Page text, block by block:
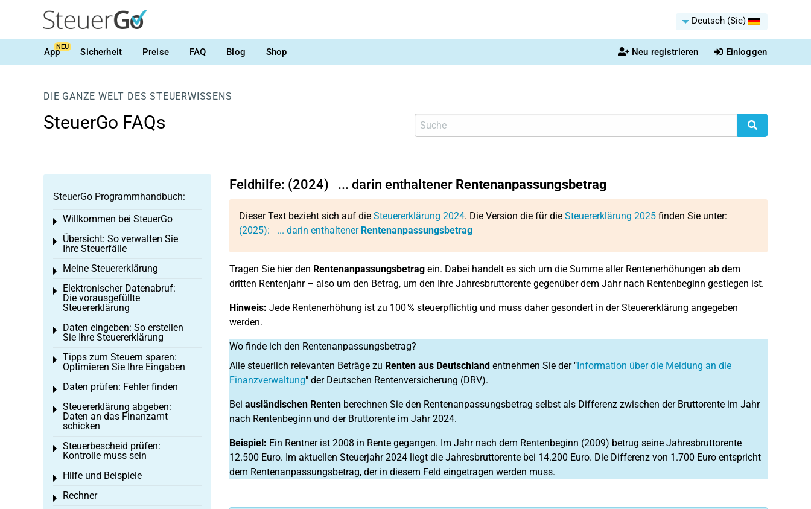
Deutsch (Sie)
AppNEU Sicherheit Preise FAQ Blog Shop Neu registrieren Einloggen
DIE GANZE WELT DES STEUERWISSENS
SteuerGo FAQs
Feldhilfe: (2024) ... darin enthaltener Rentenanpassungsbetrag
Dieser Text bezieht sich auf die Steuererklärung 2024. Die Version die für die Steuererklärung 2025finden Sie unter:
(2025):
... darin enthaltener Rentenanpassungsbetrag
Tragen Sie hier den Rentenanpassungsbetrag ein. Dabei handelt es sich um die Summe aller Rentenerhöhungen ab dem
dritten Rentenjahr – also um den Betrag, um den Ihre Jahresbruttorente gegenüber dem Jahr nach Rentenbeginn gestiegen ist.
Hinweis: Jede Rentenerhöhung ist zu 100 % steuerpflichtig und muss daher gesondert in der Steuererklärung angegeben
werden.
Wo finde ich den Rentenanpassungsbetrag?
Alle steuerlich relevanten Beträge zu Renten aus Deutschlandentnehmen Sie der "Information über die Meldung an die
Finanzverwaltung" der Deutschen Rentenversicherung (DRV).
Bei ausländischen Rentenberechnen Sie den Rentenanpassungsbetrag selbst als Differenz zwischen der Bruttorente im Jahr
nach Rentenbeginn und der Bruttorente im Jahr 2024.
Beispiel: Ein Rentner ist 2008 in Rente gegangen. Im Jahr nach dem Rentenbeginn (2009) betrug seine Jahresbruttorente
12.500 Euro. Im aktuellen Steuerjahr 2024 liegt die Jahresbruttorente bei 14.200 Euro. Die Differenz von 1.700 Euro entspricht
dem Rentenanpassungsbetrag, der in diesem Feld eingetragen werden muss.
SteuerGo Programmhandbuch:
Willkommen bei SteuerGo
Toggle menu
Übersicht: So verwalten Sie
Ihre Steuerfälle
Toggle menu
Meine Steuererklärung
Toggle menu
Elektronischer Datenabruf:
Die vorausgefüllte
Steuererklärung
Toggle menu
Daten eingeben: So erstellen
Sie Ihre Steuererklärung
Toggle menu
Tipps zum Steuern sparen:
Optimieren Sie Ihre Eingaben
Toggle menu
Daten prüfen: Fehler finden
Toggle menu
Steuererklärung abgeben:
Daten an das Finanzamt
schicken
Toggle menu
Steuerbescheid prüfen:
Kontrolle muss sein
Toggle menu
Hilfe und Beispiele
Toggle menu
Rechner
Toggle menu